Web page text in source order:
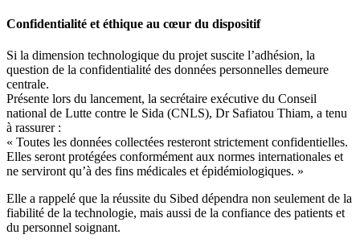
Confidentialité et éthique au cœur du dispositif
Si la dimension technologique du projet suscite l’adhésion, la
question de la confidentialité des données personnelles demeure
centrale.
Présente lors du lancement, la secrétaire exécutive du Conseil
national de Lutte contre le Sida (CNLS), Dr Safiatou Thiam, a tenu
à rassurer :
« Toutes les données collectées resteront strictement confidentielles.
Elles seront protégées conformément aux normes internationales et
ne serviront qu’à des fins médicales et épidémiologiques. »
Elle a rappelé que la réussite du Sibed dépendra non seulement de la
fiabilité de la technologie, mais aussi de la confiance des patients et
du personnel soignant.